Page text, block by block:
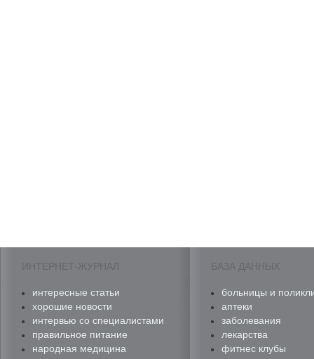
ИНТЕРНЕТ-ЖУРНАЛ
интересные статьи
хорошие новости
интервью со специалистами
правильное питание
народная медицина
БАЗА ДАННЫХ
больницы и
аптеки
заболевания
лекарства
фитнес клубы